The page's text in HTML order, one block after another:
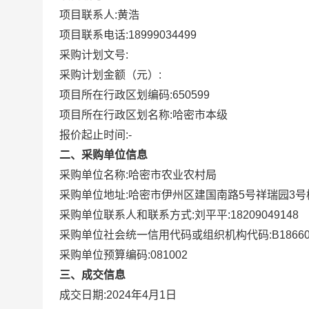
项目联系人:黄浩
项目联系电话:18999034499
采购计划文号:
采购计划金额（元）:
项目所在行政区划编码:650599
项目所在行政区划名称:哈密市本级
报价起止时间:-
二、采购单位信息
采购单位名称:哈密市农业农村局
采购单位地址:哈密市伊州区建国南路5号祥瑞园3
采购单位联系人和联系方式:刘平平:18209049148
采购单位社会统一信用代码或组织机构代码:
采购单位预算编码:081002
三、成交信息
成交日期:2024年4月1日